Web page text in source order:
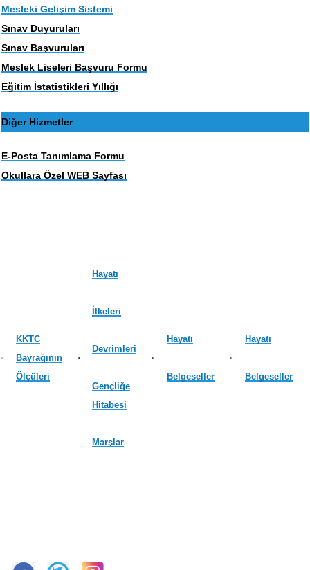
Mesleki Gelişim Sistemi
Sınav Duyuruları
Sınav Başvuruları
Meslek Liseleri Başvuru Formu
Eğitim İstatistikleri Yıllığı
Diğer Hizmetler
E-Posta Tanımlama Formu
Okullara Özel WEB Sayfası
KKTC
Bayrağının
Ölçüleri
Hayatı
İlkeleri
Devrimleri
Gençliğe
Hitabesi
Marşlar
Hayatı
Belgeseller
Hayatı
Belgeseller